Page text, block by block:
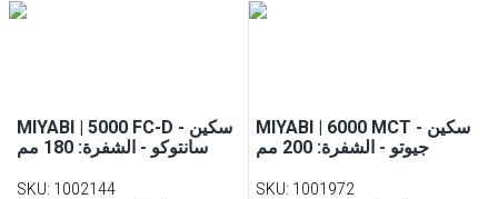
MIYABI | 5000 FC-D - سكين
سانتوكو - الشفرة: 180 مم
SKU: 1002144
MIYABI | 6000 MCT - سكين
جيوتو - الشفرة: 200 مم
SKU: 1001972